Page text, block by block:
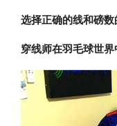
选择正确的线和磅
穿线师在羽毛球世界